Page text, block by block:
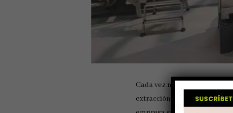
Cada vez más productores
extracción y el rendimiento.